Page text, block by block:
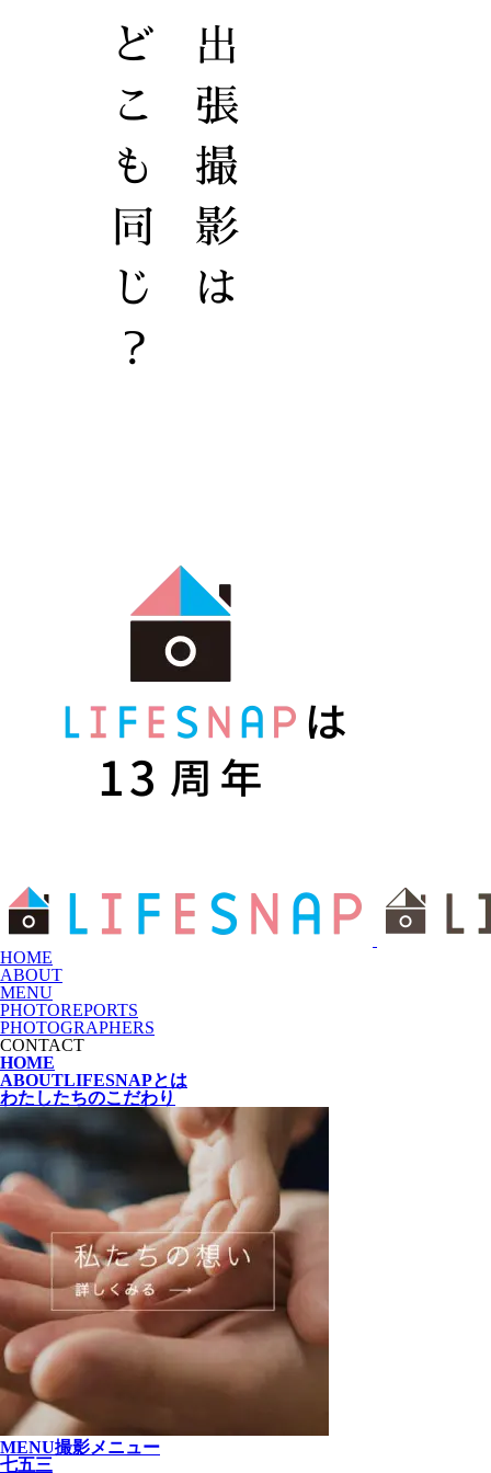
HOME
ABOUT
MENU
PHOTOREPORTS
PHOTOGRAPHERS
CONTACT
HOME
ABOUTLIFESNAPとは
わたしたちのこだわり
MENU撮影メニュー
七五三